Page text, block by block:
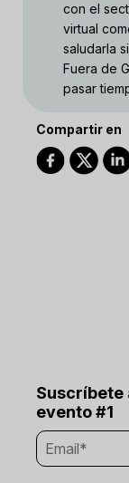
con el
virtual
saludarla
Fuera de
pasar
Compartir en
Suscríbete
evento #1